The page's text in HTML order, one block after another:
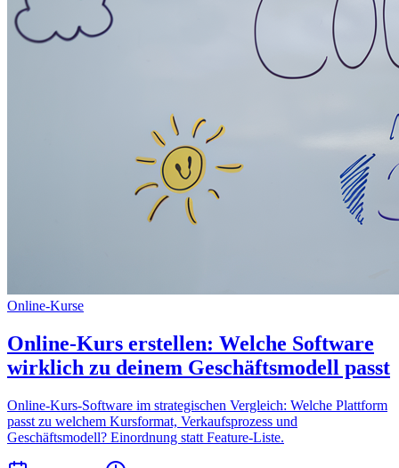
Online-Kurse
Online-Kurs erstellen: Welche Software
wirklich zu deinem Geschäftsmodell passt
Online-Kurs-Software im strategischen Vergleich: Welche Plattform
passt zu welchem Kursformat, Verkaufsprozess und
Geschäftsmodell? Einordnung statt Feature-Liste.